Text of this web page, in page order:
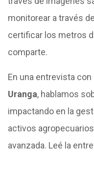
monitorear a través
certificar los metros
comparte.
En una entrevista con
Uranga, hablamos
impactando en la
activos
avanzada. Leé la